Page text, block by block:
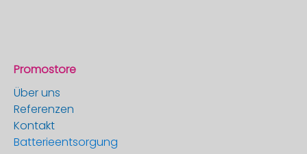
Promostore
Über uns
Referenzen
Kontakt
Batterieentsorgung